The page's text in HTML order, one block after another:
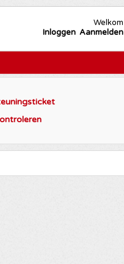
Welkom
Inloggen Aanmelden